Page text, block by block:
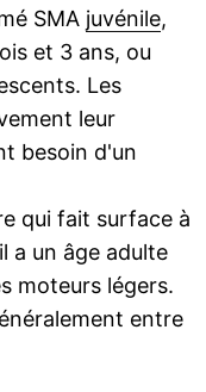
SMA juvénile,
et 3 ans, ou
Les
leur
besoin d'un
qui fait surface à
a un âge adulte
moteurs légers.
entre